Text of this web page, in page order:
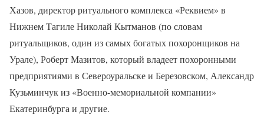
Хазов, директор ритуального комплекса «Реквием» в
Нижнем Тагиле Николай Кытманов (по словам
ритуальщиков, один из самых богатых похоронщиков на
Урале), Роберт Мазитов, который владеет похоронными
предприятиями в Североуральске и Березовском, Александр
Кузьминчук из «Военно-мемориальной компании»
Екатеринбурга и другие.